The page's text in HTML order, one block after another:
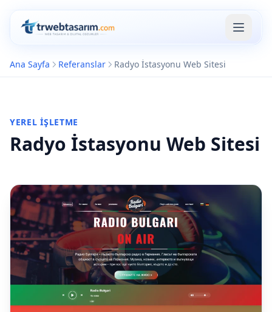
B2B Bayi
Yönetim
Yazılımı
CRM Yazılımı
Ana Sayfa Referanslar Radyo İstasyonu Web Sitesi
YEREL İŞLETME
Radyo İstasyonu Web Sitesi